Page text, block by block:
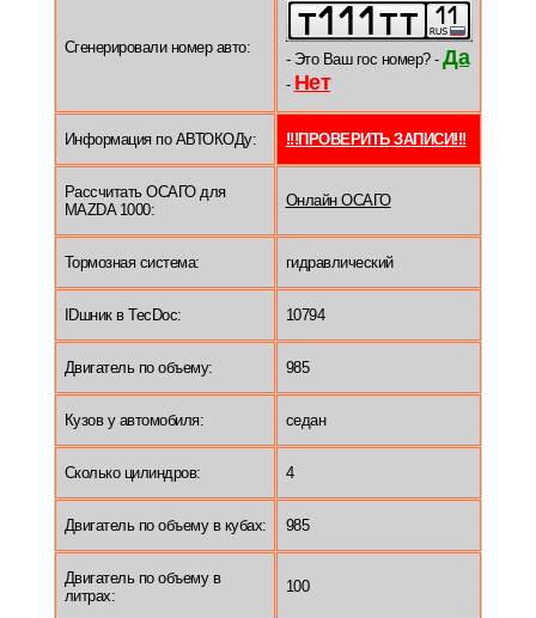
Сгенерировали номер авто:
- Это Ваш гос номер? - Да
- Нет
Информация по АВТОКОДу: !!!ПРОВЕРИТЬ ЗАПИСИ!!!
Рассчитать ОСАГО для
MAZDA 1000:
Онлайн ОСАГО
Тормозная система: гидравлический
IDшник в TecDoc: 10794
Двигатель по объему: 985
Кузов у автомобиля: седан
Сколько цилиндров: 4
Двигатель по объему в кубах: 985
Двигатель по объему в
литрах:
100